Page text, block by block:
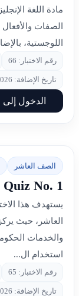
مادة اللغة
الصفات
اللوجستية،
رقم الاختبار: 66
تاريخ الإضافة: 2026-04-13
الدخول إلى
الصف العاشر
Quiz No. 1
يستهدف هذا
العاشر، حيث
والخدمات
استخدام ال...
رقم الاختبار: 65
تاريخ الإضافة: 2026-04-13